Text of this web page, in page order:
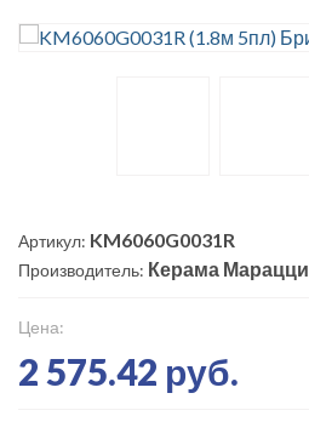
Артикул: KM6060G0031R
Производитель: Керама Марацци
Цена:
2 575.42 руб.